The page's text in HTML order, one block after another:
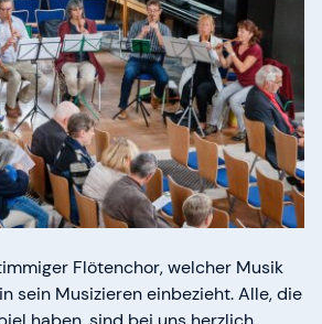
Flötenchor, welcher Musik
sein Musizieren einbezieht. Alle, die